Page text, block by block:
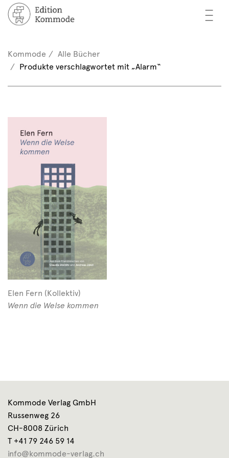
—
—
—
/ Registrieren
(0)
Kommode
Alle Bücher
Produkte verschlagwortet mit „Alarm“
Elen Fern (Kollektiv)
Wenn die Welse kommen
Kommode Verlag GmbH
Russenweg 26
CH-8008 Zürich
T +41 79 246 59 14
info@kommode-verlag.ch